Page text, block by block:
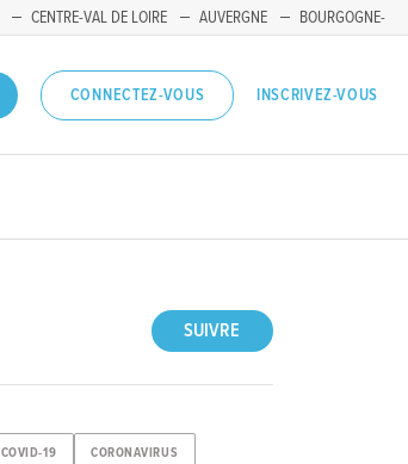
CENTRE-VAL DE LOIRE AUVERGNE
BOURGOGNE-
CONNECTEZ-VOUS INSCRIVEZ-VOUS
SUIVRE
COVID-19 CORONAVIRUS